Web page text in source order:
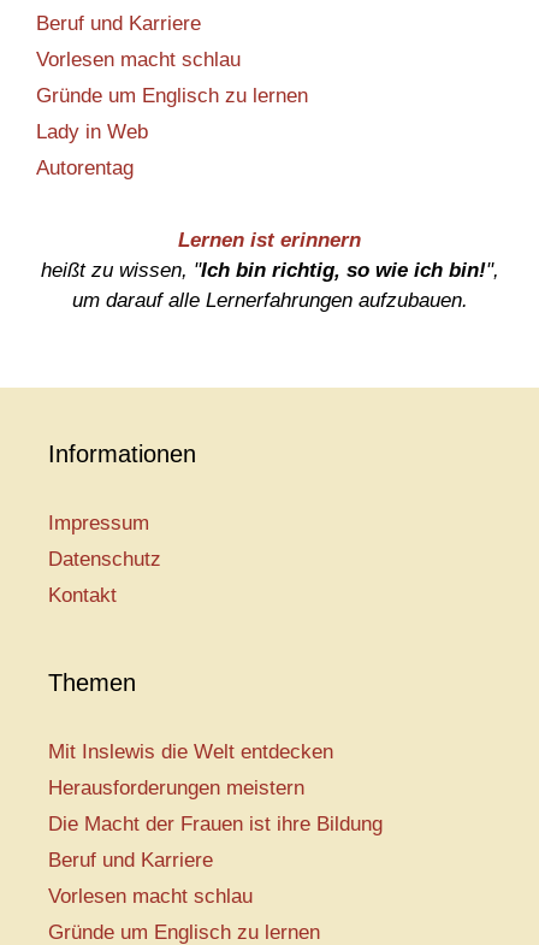
Beruf und Karriere
Vorlesen macht schlau
Gründe um Englisch zu lernen
Lady in Web
Autorentag
Lernen ist erinnern
heißt zu wissen, "Ich bin richtig, so wie ich bin!",
um darauf alle Lernerfahrungen aufzubauen.
Informationen
Impressum
Datenschutz
Kontakt
Themen
Mit Inslewis die Welt entdecken
Herausforderungen meistern
Die Macht der Frauen ist ihre Bildung
Beruf und Karriere
Vorlesen macht schlau
Gründe um Englisch zu lernen